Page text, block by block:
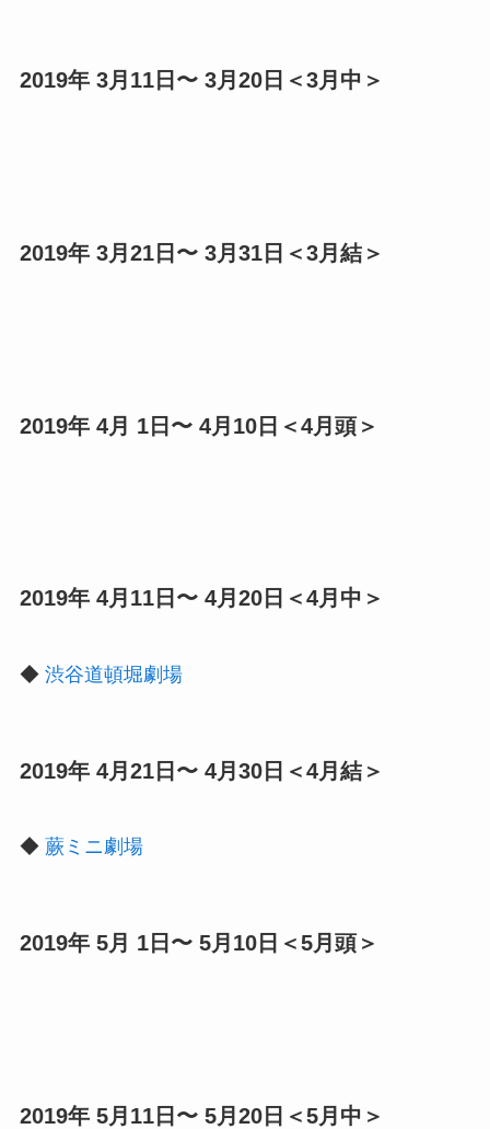
2019年 3月11日〜 3月20日＜3月中＞
2019年 3月21日〜 3月31日＜3月結＞
2019年 4月 1日〜 4月10日＜4月頭＞
2019年 4月11日〜 4月20日＜4月中＞
◆ 渋谷道頓堀劇場
2019年 4月21日〜 4月30日＜4月結＞
◆ 蕨ミニ劇場
2019年 5月 1日〜 5月10日＜5月頭＞
2019年 5月11日〜 5月20日＜5月中＞